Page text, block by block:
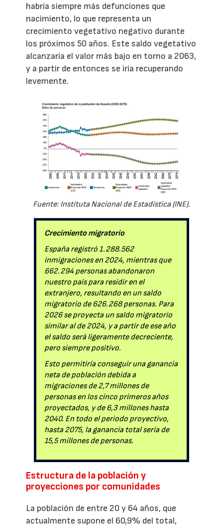
habría siempre más defunciones que
nacimiento, lo que representa un
crecimiento vegetativo negativo durante
los próximos 50 años. Este saldo vegetativo
alcanzaría el valor más bajo en torno a 2063,
y a partir de entonces se iría recuperando
levemente.
Fuente: Instituta Nacional de Estadística (INE).
Crecimiento migratorio
España registró 1.288.562
inmigraciones en 2024, mientras que
662.294 personas abandonaron
nuestro país para residir en el
extranjero, resultando en un saldo
migratorio de 626.268 personas. Para
2026 se proyecta un saldo migratorio
similar al de 2024, y a partir de ese año
el saldo será ligeramente decreciente,
pero siempre positivo.
Esto permitiría conseguir una ganancia
neta de población debida a
migraciones de 2,7 millones de
personas en los cinco primeros años
proyectados, y de 6,3 millones hasta
2040. En todo el periodo proyectivo,
hasta 2075, la ganancia total sería de
15,5 millones de personas.
Estructura de la población y
proyecciones por comunidades
La población de entre 20 y 64 años, que
actualmente supone el 60,9% del total,